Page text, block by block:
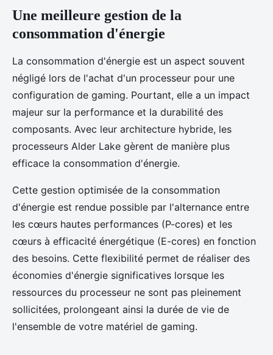
Une meilleure gestion de la
consommation d'énergie
La consommation d'énergie est un aspect souvent
négligé lors de l'achat d'un processeur pour une
configuration de gaming. Pourtant, elle a un impact
majeur sur la performance et la durabilité des
composants. Avec leur architecture hybride, les
processeurs Alder Lake gèrent de manière plus
efficace la consommation d'énergie.
Cette gestion optimisée de la consommation
d'énergie est rendue possible par l'alternance entre
les cœurs hautes performances (P-cores) et les
cœurs à efficacité énergétique (E-cores) en fonction
des besoins. Cette flexibilité permet de réaliser des
économies d'énergie significatives lorsque les
ressources du processeur ne sont pas pleinement
sollicitées, prolongeant ainsi la durée de vie de
l'ensemble de votre matériel de gaming.